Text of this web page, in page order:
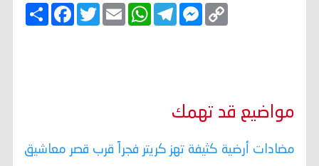
ا
F
a
T
w
E
m
W
h
T
e
M
e
C
o
مواضيع قد تهمك
مضادات أرضية كثيفة تهز كريتر فجراً قرب قصر معاشيق